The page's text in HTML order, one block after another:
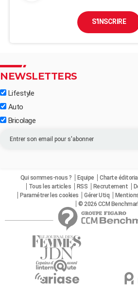
S'INSCRIRE
NEWSLETTERS
Lifestyle
Auto
Bricolage
Qui sommes-nous ? Equipe Charte
Tous les articles
RSS Recrutement
Paramétrer les cookies
Gérer Utiq
© 2026 CCM